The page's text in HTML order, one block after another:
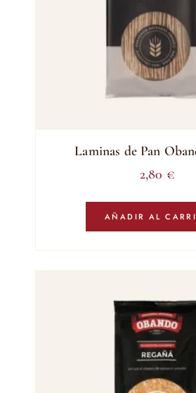
Laminas de Pan
2,80 €
AÑADIR AL